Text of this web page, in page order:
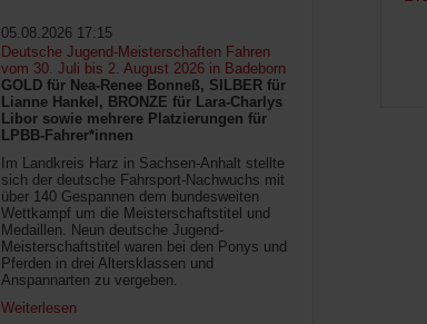
05.08.2026 17:15
Deutsche Jugend-Meisterschaften Fahren
vom 30. Juli bis 2. August 2026 in Badeborn
GOLD für Nea-Renee Bonneß, SILBER für
Lianne Hankel, BRONZE für Lara-Charlys
Libor sowie mehrere Platzierungen für
LPBB-Fahrer*innen
Im Landkreis Harz in Sachsen-Anhalt stellte
sich der deutsche Fahrsport-Nachwuchs mit
über 140 Gespannen dem bundesweiten
Wettkampf um die Meisterschaftstitel und
Medaillen. Neun deutsche Jugend-
Meisterschaftstitel waren bei den Ponys und
Pferden in drei Altersklassen und
Anspannarten zu vergeben.
Weiterlesen